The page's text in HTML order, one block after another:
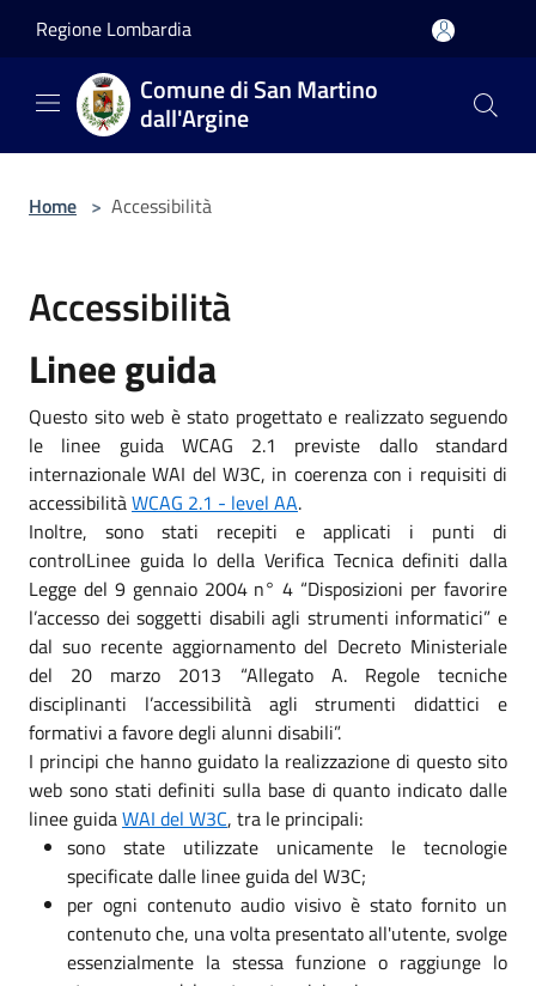
Regione Lombardia
Comune di San Martino
dall'Argine
Home > Accessibilità
Accessibilità
Linee guida
Questo sito web è stato progettato e realizzato seguendo
le linee guida WCAG 2.1 previste dallo standard
internazionale WAI del W3C, in coerenza con i requisiti di
accessibilitàWCAG 2.1 - level AA.
Inoltre, sono stati recepiti e applicati i punti di
controlLinee guida lo della Verifica Tecnica definiti dalla
Legge del 9 gennaio 2004 n° 4 “Disposizioni per favorire
l’accesso dei soggetti disabili agli strumenti informatici” e
dal suo recente aggiornamento del Decreto Ministeriale
del 20 marzo 2013 “Allegato A. Regole tecniche
disciplinanti l’accessibilità agli strumenti didattici e
formativi a favore degli alunni disabili”.
I principi che hanno guidato la realizzazione di questo sito
web sono stati definiti sulla base di quanto indicato dalle
linee guidaWAI del W3C, tra le principali:
sono state utilizzate unicamente le tecnologie
specificate dalle linee guida del W3C;
per ogni contenuto audio visivo è stato fornito un
contenuto che, una volta presentato all'utente, svolge
essenzialmente la stessa funzione o raggiunge lo